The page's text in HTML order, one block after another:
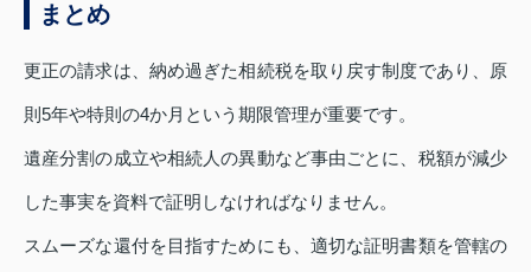
まとめ
更正の請求は、納め過ぎた相続税を取り戻す制度であり、原
則5年や特則の4か月という期限管理が重要です。
遺産分割の成立や相続人の異動など事由ごとに、税額が減少
した事実を資料で証明しなければなりません。
スムーズな還付を目指すためにも、適切な証明書類を管轄の